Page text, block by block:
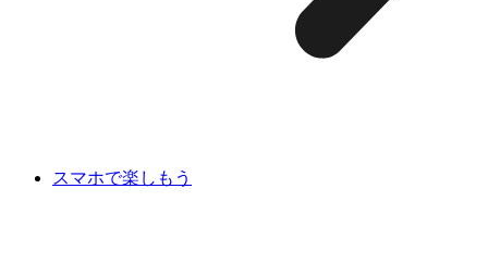
スマホで楽しもう